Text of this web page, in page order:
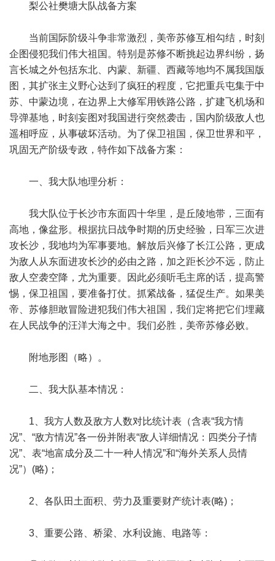
梨公社樊塘大队战备方案
当前国际阶级斗争非常激烈，美帝苏修互相勾结，时刻
企图侵犯我们伟大祖国。特别是苏修不断挑起边界纠纷，扬
言长城之外包括东北、内蒙、新疆、西藏等地均不属我国版
图，其扩张主义野心达到了疯狂的程度，它把重兵屯集于中
苏、中蒙边境，在边界上大修军用铁路公路，扩建飞机场和
导弹基地，时刻妄图对我国进行突然袭击，国内阶级敌人也
遥相呼应，从事破坏活动。为了保卫祖国，保卫世界和平，
巩固无产阶级专政，特作如下战备方案：
一、我大队地理分析：
我大队位于长沙市东面四十华里，是丘陵地带，三面有
高地，像盆形。根据抗日战争时期的历史经验，日军三次进
攻长沙，我地均为军事要地。解放后兴修了长江公路，更成
为敌人从东面进攻长沙的必由之路，加之距长沙不远，防止
敌人空袭空降，尤为重要。因此必须听毛主席的话，提高警
惕，保卫祖国，要准备打仗。抓紧战备，猛促生产。如果美
帝、苏修胆敢冒险进犯我们伟大祖国，我们定将把它们埋藏
在人民战争的汪洋大海之中。我们必胜，美帝苏修必败。
附地形图（略）。
二、我大队基本情况：
1、我方人数及敌方人数对比统计表（含表“我方情
况”、“敌方情况”各一份并附表“敌人详细情况：四类分子情
况”、表“地富成分及二十一种人情况”和“海外关系人员情
况”）(略)；
2、各队田土面积、劳力及重要财产统计表(略)；
3、重要公路、桥梁、水利设施、电路等：